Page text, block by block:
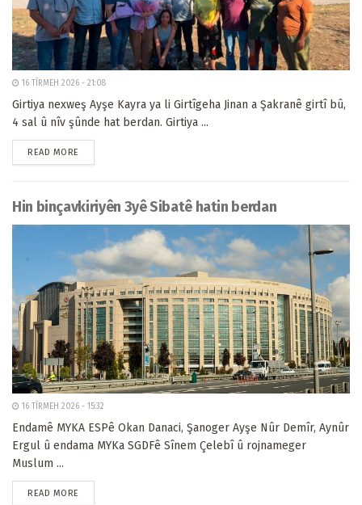
16 TÎRMEH 2026 - 21:08
Girtiya nexweş Ayşe Kayra ya li Girtîgeha Jinan a Şakranê girtî bû,
4 sal û nîv şûnde hat berdan. Girtiya ...
READ MORE
Hin binçavkiriyên 3yê Sibatê hatin berdan
16 TÎRMEH 2026 - 15:32
Endamê MYKA ESPê Okan Danaci, Şanoger Ayşe Nûr Demîr, Aynûr
Ergul û endama MYKa SGDFê Sînem Çelebî û rojnameger
Muslum ...
READ MORE